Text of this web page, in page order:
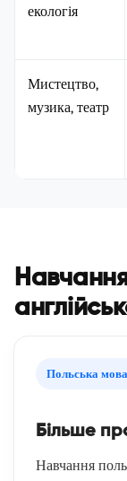
екологія
Мистецтво,
музика, театр
Польська мова
Більше
Навчання